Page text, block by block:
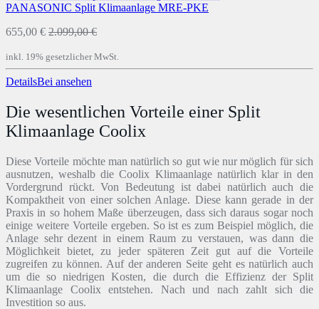
PANASONIC Split Klimaanlage MRE-PKE
655,00 € 2.099,00 €
inkl. 19% gesetzlicher MwSt.
DetailsBei ansehen
Die wesentlichen Vorteile einer Split
Klimaanlage Coolix
Diese Vorteile möchte man natürlich so gut wie nur möglich für sich
ausnutzen, weshalb die Coolix Klimaanlage natürlich klar in den
Vordergrund rückt. Von Bedeutung ist dabei natürlich auch die
Kompaktheit von einer solchen Anlage. Diese kann gerade in der
Praxis in so hohem Maße überzeugen, dass sich daraus sogar noch
einige weitere Vorteile ergeben. So ist es zum Beispiel möglich, die
Anlage sehr dezent in einem Raum zu verstauen, was dann die
Möglichkeit bietet, zu jeder späteren Zeit gut auf die Vorteile
zugreifen zu können. Auf der anderen Seite geht es natürlich auch
um die so niedrigen Kosten, die durch die Effizienz der Split
Klimaanlage Coolix entstehen. Nach und nach zahlt sich die
Investition so aus.